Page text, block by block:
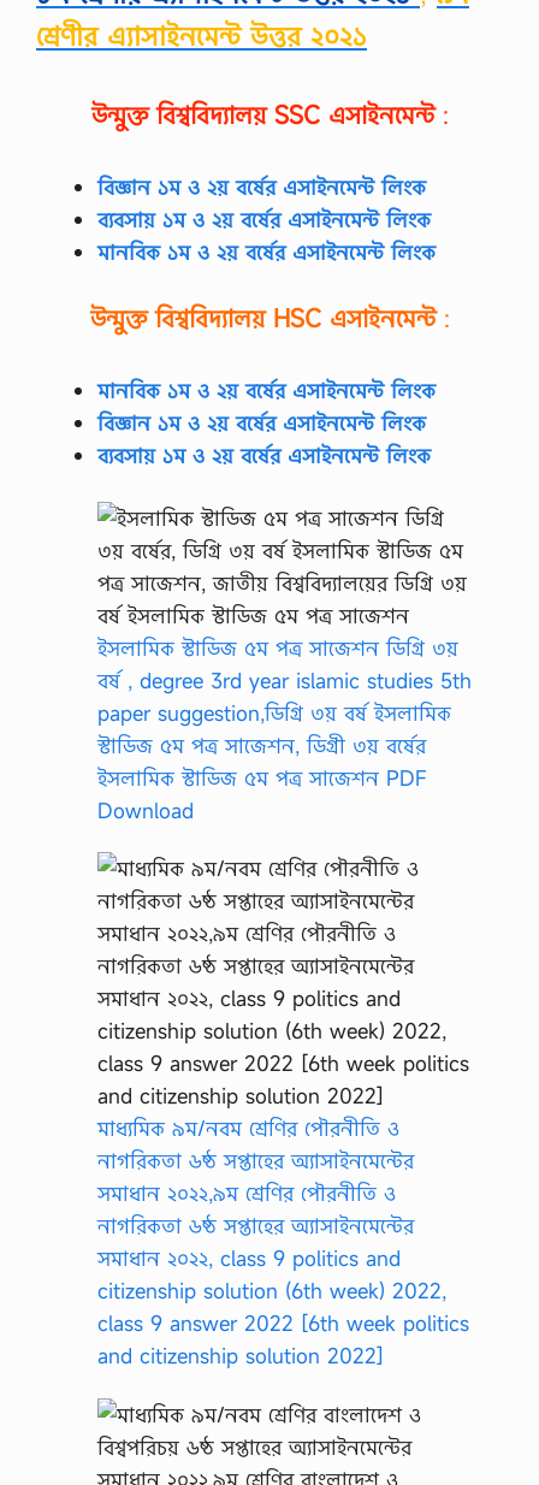
শ্রেণীর এ্যাসাইনমেন্ট উত্তর ২০২১
উন্মুক্ত বিশ্ববিদ্যালয়SSC এসাইনমেন্ট:
বিজ্ঞান ১ম ও ২য় বর্ষের এসাইনমেন্ট লিংক
ব্যবসায় ১ম ও ২য় বর্ষের এসাইনমেন্ট লিংক
মানবিক ১ম ও ২য় বর্ষের এসাইনমেন্ট লিংক
উন্মুক্ত বিশ্ববিদ্যালয় HSC এসাইনমেন্ট:
মানবিক ১ম ও ২য় বর্ষের এসাইনমেন্ট লিংক
বিজ্ঞান ১ম ও ২য় বর্ষের এসাইনমেন্ট লিংক
ব্যবসায় ১ম ও ২য় বর্ষের এসাইনমেন্ট লিংক
ইসলামিক স্টাডিজ ৫ম পত্র সাজেশন ডিগ্রি ৩য়
বর্ষ , degree 3rd year islamic studies 5th
paper suggestion,ডিগ্রি ৩য় বর্ষ ইসলামিক
স্টাডিজ ৫ম পত্র সাজেশন, ডিগ্রী ৩য় বর্ষের
ইসলামিক স্টাডিজ ৫ম পত্র সাজেশন PDF
Download
মাধ্যমিক ৯ম/নবম শ্রেণির পৌরনীতি ও
নাগরিকতা ৬ষ্ঠ সপ্তাহের অ্যাসাইনমেন্টের
সমাধান ২০২২,৯ম শ্রেণির পৌরনীতি ও
নাগরিকতা ৬ষ্ঠ সপ্তাহের অ্যাসাইনমেন্টের
সমাধান ২০২২, class 9 politics and
citizenship solution (6th week) 2022,
class 9 answer 2022 [6th week politics
and citizenship solution 2022]